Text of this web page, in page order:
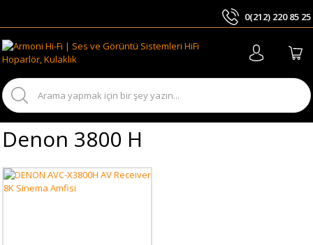
0(212) 220 85 25
Denon 3800 H